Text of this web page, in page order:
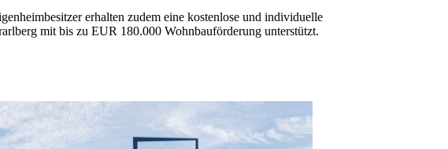
erhalten zudem eine kostenlose und individuelle
mit bis zu EUR 180.000 Wohnbauförderung unterstützt.